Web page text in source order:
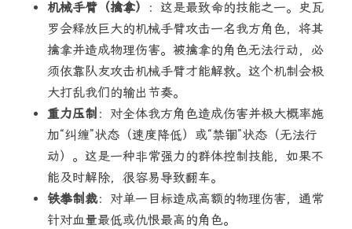
机械手臂（擒拿）
：这是最致命的技能之一。史瓦
罗会释放巨大的机械手臂攻击一名我方角色，将其
擒拿并造成物理伤害。被擒拿的角色无法行动，必
须依靠队友攻击机械手臂才能解救。这个机制会极
大打乱我们的输出节奏。
重力压制 ：对全体我方角色造成伤害并极大概率施
加“纠缠”状态（速度降低）或“禁锢”状态（无法行
动）。这是一种非常强力的群体控制技能，如果不
能及时解除，很容易导致翻车。
铁拳制裁：对单一目标造成高额的物理伤害，通常
针对血量最低或仇恨最高的角色。